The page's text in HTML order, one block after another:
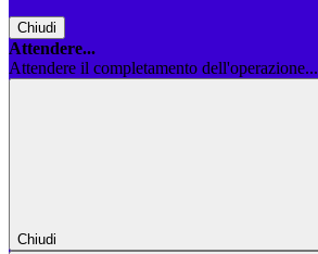
Chiudi
Attendere...
Attendere il completamento dell'operazione...
Chiudi